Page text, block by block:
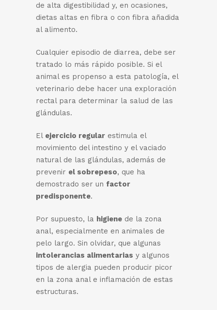
de alta digestibilidad y, en ocasiones,
dietas altas en fibra o con fibra añadida
al alimento.
Cualquier episodio de diarrea, debe ser
tratado lo más rápido posible. Si el
animal es propenso a esta patología, el
veterinario debe hacer una exploración
rectal para determinar la salud de las
glándulas.
El ejercicio regular estimula el
movimiento del intestino y el vaciado
natural de las glándulas, además de
prevenir el sobrepeso, que ha
demostrado ser un factor
predisponente.
Por supuesto, la higiene de la zona
anal, especialmente en animales de
pelo largo. Sin olvidar, que algunas
intolerancias alimentarias y algunos
tipos de alergia pueden producir picor
en la zona anal e inflamación de estas
estructuras.